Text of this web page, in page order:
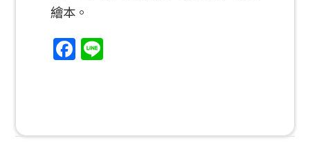
繪本。
Facebook